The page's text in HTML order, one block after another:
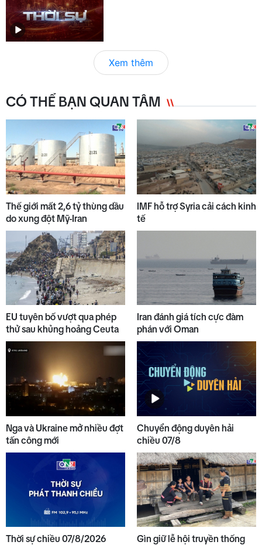
Xem thêm
CÓ THỂ BẠN QUAN TÂM
Thế giới mất 2,6 tỷ thùng dầu
do xung đột Mỹ-Iran
IMF hỗ trợ Syria cải cách kinh
tế
EU tuyên bố vượt qua phép
thử sau khủng hoảng Ceuta
Iran đánh giá tích cực đàm
phán với Oman
Nga và Ukraine mở nhiều đợt
tấn công mới
Chuyển động duyên hải
chiều 07/8
Thời sự chiều 07/8/2026
Gìn giữ lễ hội truyền thống